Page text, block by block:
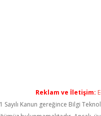
Reklam ve İletişim:
Sayılı Kanun gereğince Bilgi